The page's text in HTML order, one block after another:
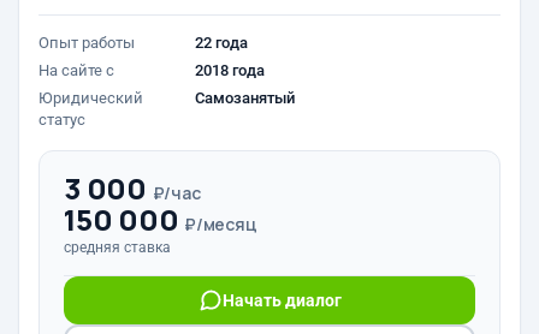
Опыт работы
22 года
На сайте с
2018 года
Юридический
статус
Самозанятый
3 000 ₽/час
150 000 ₽/месяц
средняя ставка
Начать диалог